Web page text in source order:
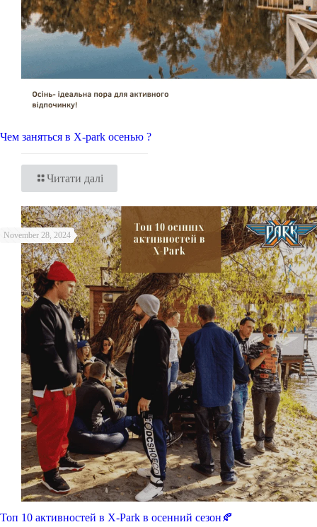
Чем заняться в X-park осенью ?
Читати далі
November 28, 2024
Топ 10 активностей в X-Park в осенний сезон🍂